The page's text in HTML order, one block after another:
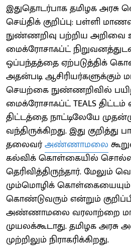
இதுதொடர்பாக தமிழக அரசு
செய்திக் குறிப்பு: பள்ளி
நுண்ணறிவு பற்றிய அறிவை
மைக்ரோசாஃப்ட் நிறுவனத்துடன்
ஒப்பந்தத்தை ஏற்படுத்திக்
அதன்படி ஆசிரியர்களுக்கும்
செயற்கை நுண்ணறிவில்
மைக்ரோசாஃப்ட் TEALS
திட்டத்தை நாட்டிலேயே
வந்திருக்கிறது. இது குறித்து
தலைவர்அண்ணாமலை
கல்விக் கொள்கையில்
தெரிவித்திருந்தார். மேலும்
மும்மொழிக் கொள்கையையும்
கொண்டுவரும் என்றும்
அண்ணாமலை வரலாற்றை
முயலக்கூடாது. தமிழக அரசு
முற்றிலும் நிராகரிக்கிறது.